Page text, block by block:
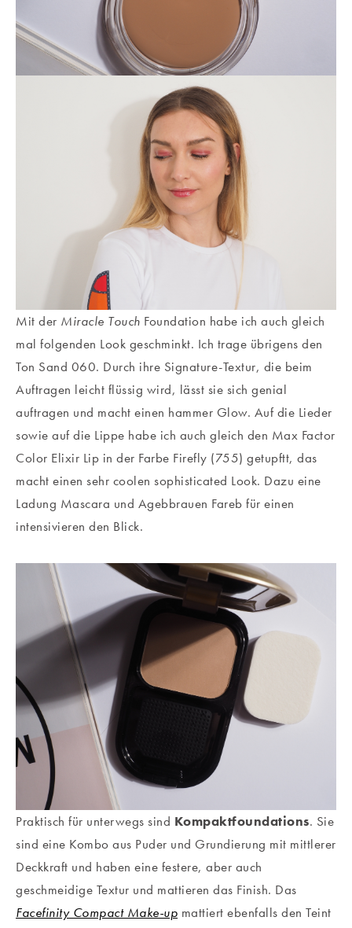
Mit der Miracle Touch Foundation habe ich auch gleich
mal folgenden Look geschminkt. Ich trage übrigens den
Ton Sand 060. Durch ihre Signature-Textur, die beim
Auftragen leicht flüssig wird, lässt sie sich genial
auftragen und macht einen hammer Glow. Auf die Lieder
sowie auf die Lippe habe ich auch gleich den Max Factor
Color Elixir Lip in der Farbe Firefly (755) getupftt, das
macht einen sehr coolen sophisticated Look. Dazu eine
Ladung Mascara und Agebbrauen Fareb für einen
intensivieren den Blick.
Praktisch für unterwegs sind Kompaktfoundations. Sie
sind eine Kombo aus Puder und Grundierung mit mittlerer
Deckkraft und haben eine festere, aber auch
geschmeidige Textur und mattieren das Finish. Das
Facefinity Compact Make-up mattiert ebenfalls den Teint